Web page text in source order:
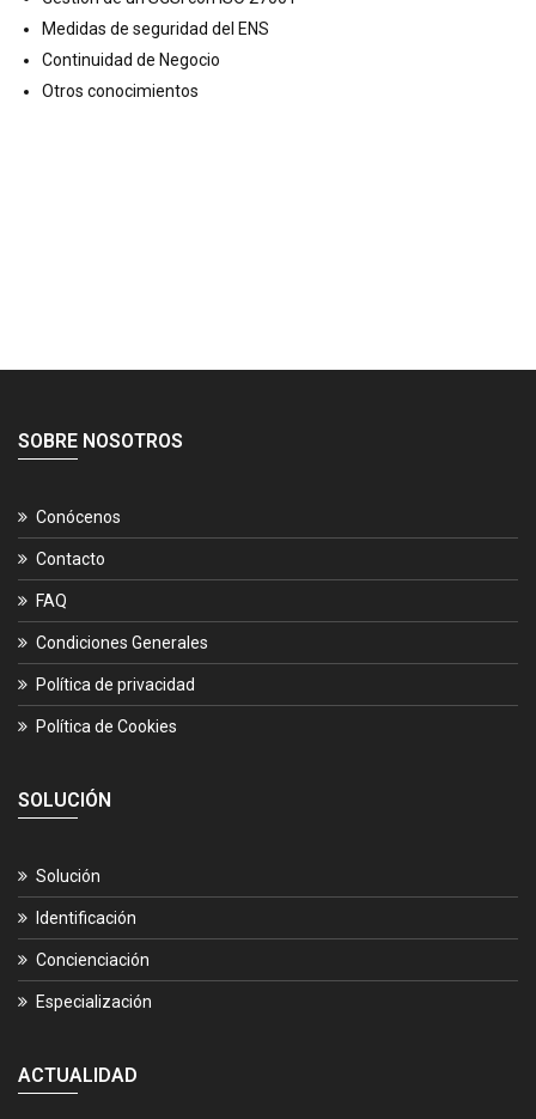
Medidas de seguridad del ENS
Continuidad de Negocio
Otros conocimientos
SOBRE NOSOTROS
Conócenos
Contacto
FAQ
Condiciones Generales
Política de privacidad
Política de Cookies
SOLUCIÓN
Solución
Identificación
Concienciación
Especialización
ACTUALIDAD